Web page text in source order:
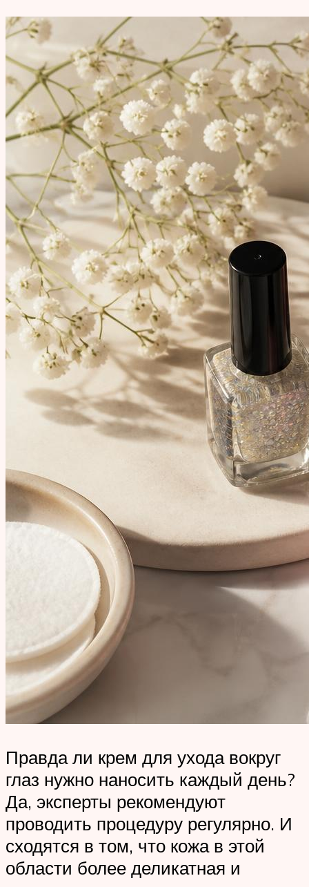
Правда ли крем для ухода вокруг
глаз нужно наносить каждый день?
Да, эксперты рекомендуют
проводить процедуру регулярно. И
сходятся в том, что кожа в этой
области более деликатная и